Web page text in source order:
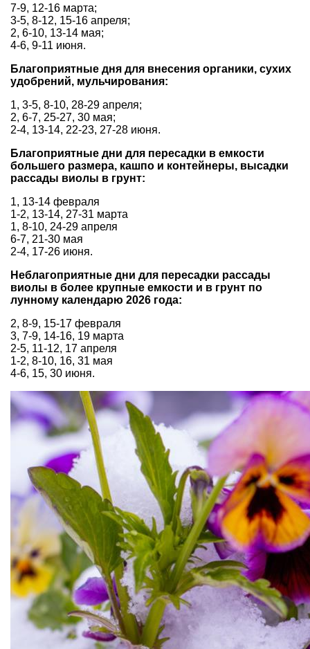
7-9, 12-16 марта;
3-5, 8-12, 15-16 апреля;
2, 6-10, 13-14 мая;
4-6, 9-11 июня.
Благоприятные дня для внесения органики, сухих
удобрений, мульчирования:
1, 3-5, 8-10, 28-29 апреля;
2, 6-7, 25-27, 30 мая;
2-4, 13-14, 22-23, 27-28 июня.
Благоприятные дни для пересадки в емкости
большего размера, кашпо и контейнеры, высадки
рассады виолы в грунт:
1, 13-14 февраля
1-2, 13-14, 27-31 марта
1, 8-10, 24-29 апреля
6-7, 21-30 мая
2-4, 17-26 июня.
Неблагоприятные дни для пересадки рассады
виолы в более крупные емкости и в грунт по
лунному календарю 2026 года:
2, 8-9, 15-17 февраля
3, 7-9, 14-16, 19 марта
2-5, 11-12, 17 апреля
1-2, 8-10, 16, 31 мая
4-6, 15, 30 июня.